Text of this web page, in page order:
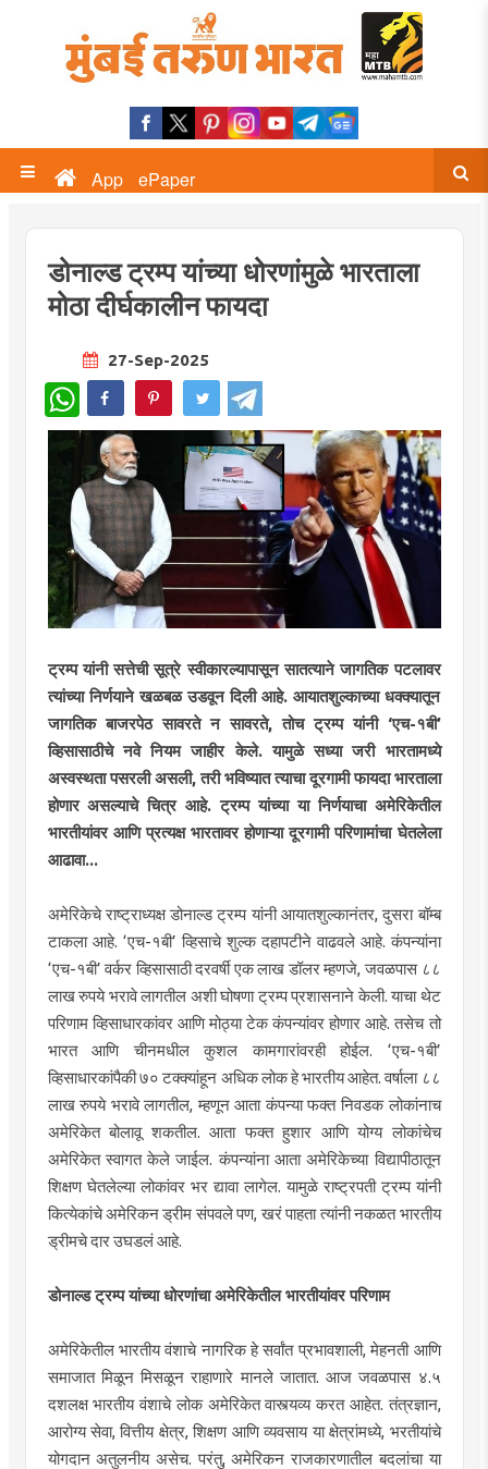
App ePaper
डोनाल्ड ट्रम्प यांच्या धोरणांमुळे भारताला
मोठा दीर्घकालीन फायदा
27-Sep-2025
WhatsApp
ट्रम्प यांनी सत्तेची सूत्रे स्वीकारल्यापासून सातत्याने जागतिक पटलावर
त्यांच्या निर्णयाने खळबळ उडवून दिली आहे. आयातशुल्काच्या धक्क्यातून
जागतिक बाजरपेठ सावरते न सावरते, तोच ट्रम्प यांनी ‘एच-१बी’
व्हिसासाठीचे नवे नियम जाहीर केले. यामुळे सध्या जरी भारतामध्ये
अस्वस्थता पसरली असली, तरी भविष्यात त्याचा दूरगामी फायदा भारताला
होणार असल्याचे चित्र आहे. ट्रम्प यांच्या या निर्णयाचा अमेरिकेतील
भारतीयांवर आणि प्रत्यक्ष भारतावर होणाऱ्या दूरगामी परिणामांचा घेतलेला
आढावा...
अमेरिकेचे राष्ट्राध्यक्ष डोनाल्ड ट्रम्प यांनी आयातशुल्कानंतर, दुसरा बॉम्ब
टाकला आहे. ‘एच-१बी’ व्हिसाचे शुल्क दहापटीने वाढवले आहे. कंपन्यांना
‘एच-१बी’ वर्कर व्हिसासाठी दरवर्षी एक लाख डॉलर म्हणजे, जवळपास ८८
लाख रुपये भरावे लागतील अशी घोषणा ट्रम्प प्रशासनाने केली. याचा थेट
परिणाम व्हिसाधारकांवर आणि मोठ्या टेक कंपन्यांवर होणार आहे. तसेच तो
भारत आणि चीनमधील कुशल कामगारांवरही होईल. ‘एच-१बी’
व्हिसाधारकांपैकी ७० टक्क्यांहून अधिक लोक हे भारतीय आहेत. वर्षाला ८८
लाख रुपये भरावे लागतील, म्हणून आता कंपन्या फक्त निवडक लोकांनाच
अमेरिकेत बोलावू शकतील. आता फक्त हुशार आणि योग्य लोकांचेच
अमेरिकेत स्वागत केले जाईल. कंपन्यांना आता अमेरिकेच्या विद्यापीठातून
शिक्षण घेतलेल्या लोकांवर भर द्यावा लागेल. यामुळे राष्ट्रपती ट्रम्प यांनी
कित्येकांचे अमेरिकन ड्रीम संपवले पण, खरं पाहता त्यांनी नकळत भारतीय
ड्रीमचे दार उघडलं आहे.
डोनाल्ड ट्रम्प यांच्या धोरणांचा अमेरिकेतील भारतीयांवर परिणाम
अमेरिकेतील भारतीय वंशाचे नागरिक हे सर्वांत प्रभावशाली, मेहनती आणि
समाजात मिळून मिसळून राहाणारे मानले जातात. आज जवळपास ४.५
दशलक्ष भारतीय वंशाचे लोक अमेरिकेत वास्त्यव्य करत आहेत. तंत्रज्ञान,
आरोग्य सेवा, वित्तीय क्षेत्र, शिक्षण आणि व्यवसाय या क्षेत्रांमध्ये, भरतीयांचे
योगदान अतुलनीय असेच. परंतु, अमेरिकन राजकारणातील बदलांचा या